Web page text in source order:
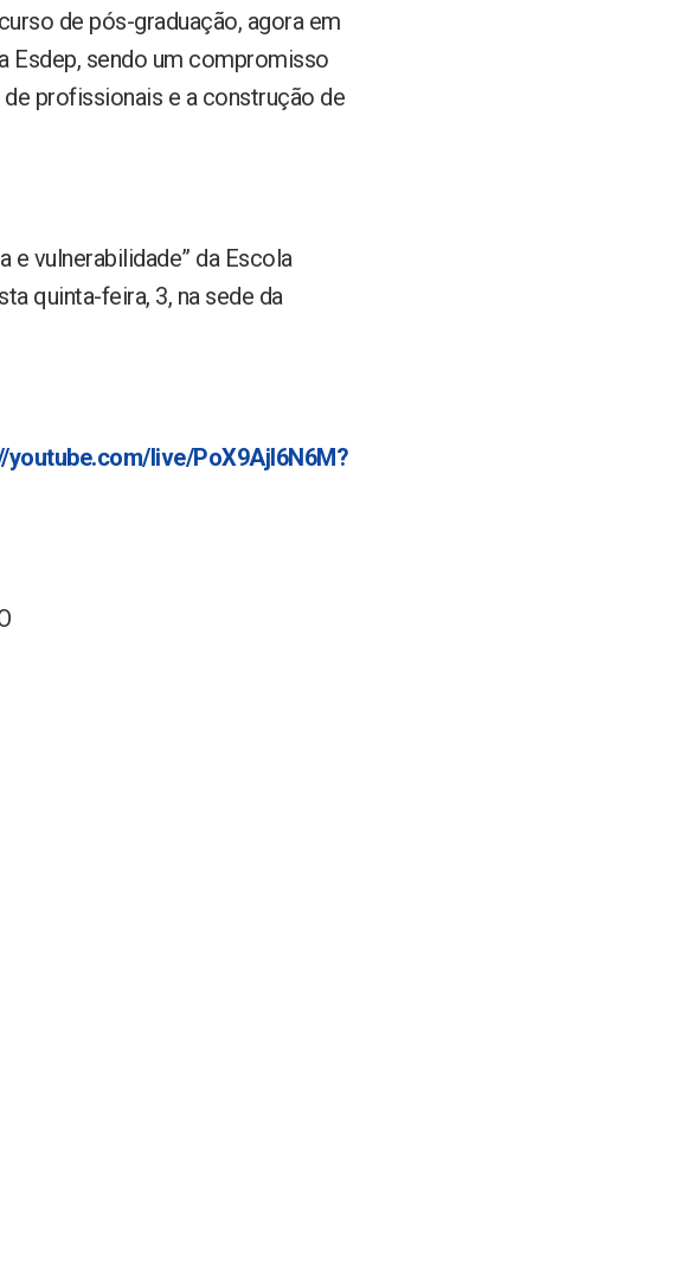
de pós-graduação, agora em
Esdep, sendo um compromisso
profissionais e a construção de
e vulnerabilidade” da Escola
quinta-feira, 3, na sede da
youtube.com/live/PoX9AjI6N6M?